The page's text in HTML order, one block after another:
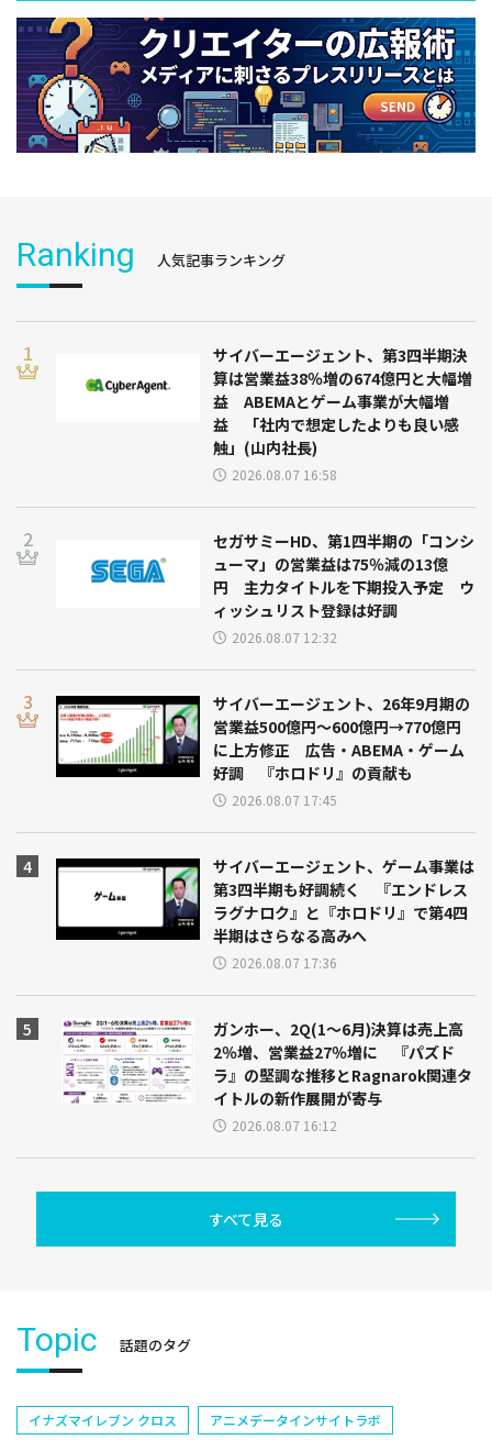
Ranking 人気記事ランキング
サイバーエージェント、第3四半期決
算は営業益38％増の674億円と大幅増
益 ABEMAとゲーム事業が大幅増
益 「社内で想定したよりも良い感
触」(山内社長)
2026.08.07 16:58
セガサミーHD、第1四半期の「コンシ
ューマ」の営業益は75％減の13億
円 主力タイトルを下期投入予定 ウ
ィッシュリスト登録は好調
2026.08.07 12:32
サイバーエージェント、26年9月期の
営業益500億円～600億円→770億円
に上方修正 広告・ABEMA・ゲーム
好調 『ホロドリ』の貢献も
2026.08.07 17:45
サイバーエージェント、ゲーム事業は
第3四半期も好調続く 『エンドレス
ラグナロク』と『ホロドリ』で第4四
半期はさらなる高みへ
2026.08.07 17:36
ガンホー、2Q(1～6月)決算は売上高
2％増、営業益27％増に 『パズド
ラ』の堅調な推移とRagnarok関連タ
イトルの新作展開が寄与
2026.08.07 16:12
すべて見る
Topic 話題のタグ
イナズマイレブン クロス
アニメデータインサイトラボ